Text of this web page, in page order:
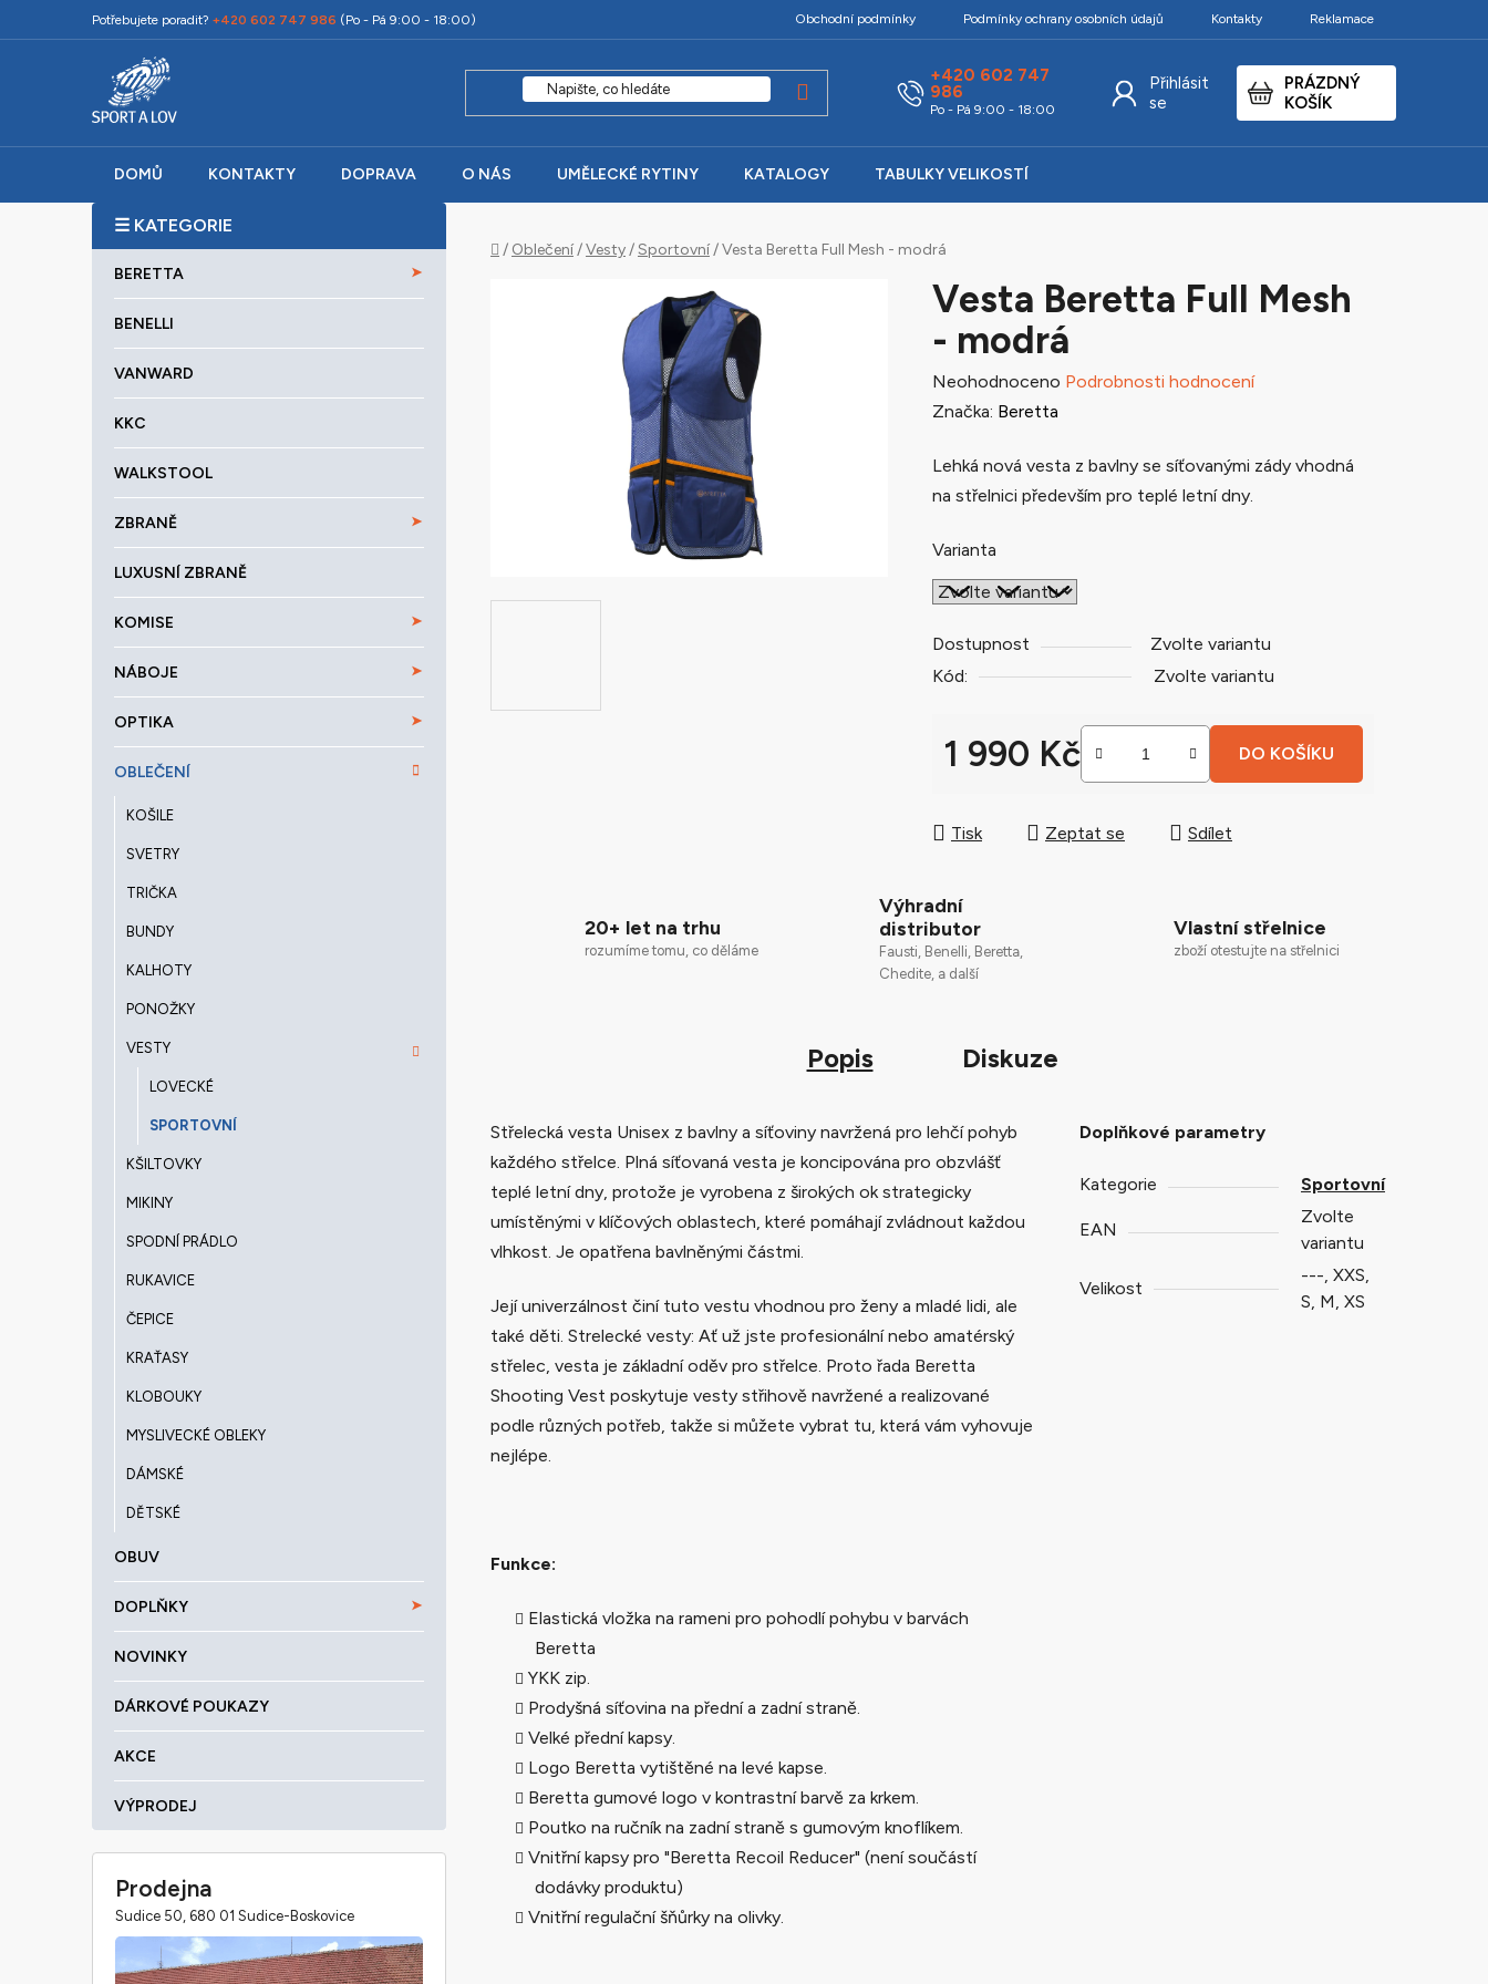
na
Potřebujete poradit? +420 602 747 986 (Po - Pá 9:00 - 18:00) Obchodní podmínky Podmínky ochrany osobních údajů Kontakty Reklamace
+420 602 747
986
Po - Pá 9:00 - 18:00
Přihlásit
se
NÁKUPNÍ
KOŠÍK
PRÁZDNÝ
KOŠÍK
DOMŮ KONTAKTY DOPRAVA O NÁS UMĚLECKÉ RYTINY KATALOGY TABULKY VELIKOSTÍ
P
o
kategorie
BERETTA
BENELLI
VANWARD
KKC
WALKSTOOL
ZBRANĚ
LUXUSNÍ ZBRANĚ
KOMISE
NÁBOJE
OPTIKA
OBLEČENÍ
KOŠILE
SVETRY
TRIČKA
BUNDY
KALHOTY
PONOŽKY
VESTY
LOVECKÉ
SPORTOVNÍ
KŠILTOVKY
MIKINY
SPODNÍ PRÁDLO
RUKAVICE
ČEPICE
KRAŤASY
KLOBOUKY
MYSLIVECKÉ OBLEKY
DÁMSKÉ
DĚTSKÉ
OBUV
DOPLŇKY
NOVINKY
DÁRKOVÉ POUKAZY
AKCE
VÝPRODEJ
Prodejna
Sudice 50, 680 01 Sudice-Boskovice
Domů
/ Oblečení/Vesty/Sportovní/Vesta Beretta Full Mesh - modrá
Vesta Beretta Full Mesh
- modrá
Průměrné
hodnocení
je
0,0
5
hvězdiček.
Neohodnoceno Podrobnosti hodnocení
Značka: Beretta
Lehká nová vesta z bavlny se síťovanými zády vhodná
na střelnici především pro teplé letní dny.
Varianta
Dostupnost
Zvolte variantu
Kód:
Zvolte variantu
1 990 Kč DO KOŠÍKU
Tisk Zeptat se Sdílet
20+ let na trhu
rozumíme tomu, co děláme
Výhradní
distributor
Fausti, Benelli, Beretta,
Chedite, a další
Vlastní střelnice
zboží otestujte na střelnici
Popis Diskuze
Střelecká vesta Unisex z bavlny a síťoviny navržená pro lehčí pohyb
každého střelce. Plná síťovaná vesta je koncipována pro obzvlášť
teplé letní dny, protože je vyrobena z širokých ok strategicky
umístěnými v klíčových oblastech, které pomáhají zvládnout každou
vlhkost. Je opatřena bavlněnými částmi.
Její univerzálnost činí tuto vestu vhodnou pro ženy a mladé lidi, ale
také děti. Strelecké vesty: Ať už jste profesionální nebo amatérský
střelec, vesta je základní oděv pro střelce. Proto řada Beretta
Shooting Vest poskytuje vesty střihově navržené a realizované
podle různých potřeb, takže si můžete vybrat tu, která vám vyhovuje
nejlépe.
Funkce:
Elastická vložka na rameni pro pohodlí pohybu v barvách
Beretta
YKK zip.
Prodyšná síťovina na přední a zadní straně.
Velké přední kapsy.
Logo Beretta vytištěné na levé kapse.
Beretta gumové logo v kontrastní barvě za krkem.
Poutko na ručník na zadní straně s gumovým knoflíkem.
Vnitřní kapsy pro "Beretta Recoil Reducer" (není součástí
dodávky produktu)
Vnitřní regulační šňůrky na olivky.
Doplňkové parametry
Kategorie Sportovní
EAN
Zvolte
variantu
Velikost
---, XXS,
S, M, XS